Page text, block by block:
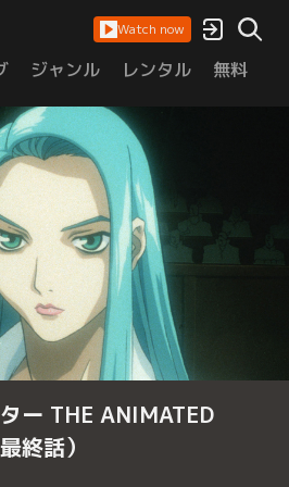
Watch now
ジャンル レンタル 無料
ー THE ANIMATED
終話）